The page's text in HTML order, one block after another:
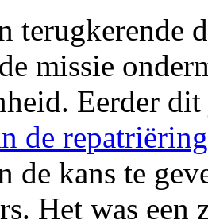
terugkerende
missie
Eerder
de
de kans te
Het was een